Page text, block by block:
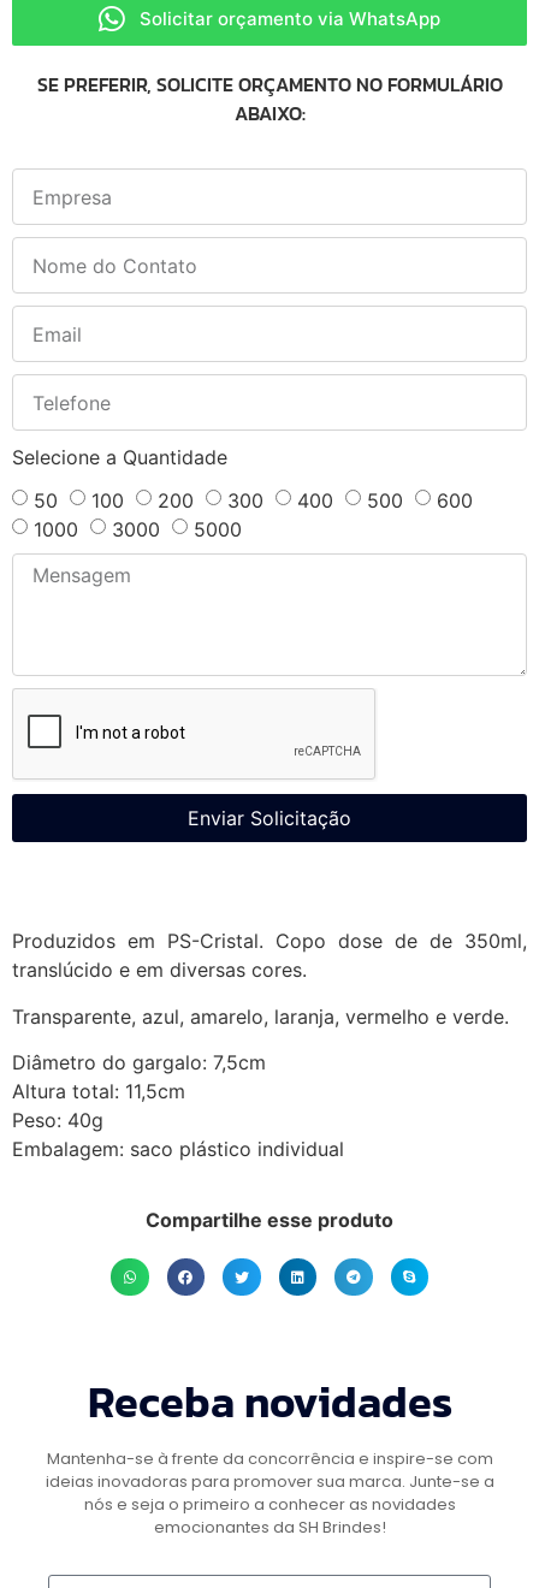
Solicitar orçamento via WhatsApp
SE PREFERIR, SOLICITE ORÇAMENTO NO FORMULÁRIO
ABAIXO:
Selecione a Quantidade
50
100 200 300 400 500
600
1000
3000 5000
Enviar Solicitação
Produzidos em PS-Cristal. Copo dose de de 350ml,
translúcido e em diversas cores.
Transparente, azul, amarelo, laranja, vermelho e verde.
Diâmetro do gargalo: 7,5cm
Altura total: 11,5cm
Peso: 40g
Embalagem: saco plástico individual
Compartilhe esse produto
Receba novidades
Mantenha-se à frente da concorrência e inspire-se com
ideias inovadoras para promover sua marca. Junte-se a
nós e seja o primeiro a conhecer as novidades
emocionantes da SH Brindes!